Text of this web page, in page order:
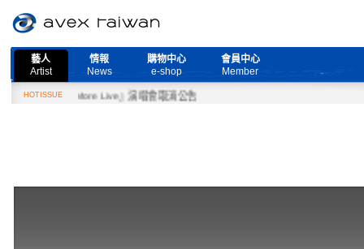
藝人
Artist
情報
News
購物中心
e-shop
會員中心
Member
HOTISSUE
More Live』演唱會取消公告